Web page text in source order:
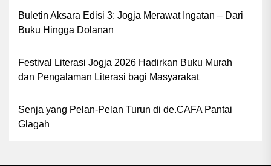
Buletin Aksara Edisi 3: Jogja Merawat Ingatan – Dari
Buku Hingga Dolanan
Festival Literasi Jogja 2026 Hadirkan Buku Murah
dan Pengalaman Literasi bagi Masyarakat
Senja yang Pelan-Pelan Turun di de.CAFA Pantai
Glagah